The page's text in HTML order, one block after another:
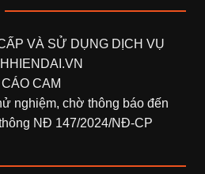
VÀ SỬ DỤNG DỊCH VỤ
CAM
nghiệm, chờ thông báo đến
NĐ 147/2024/NĐ-CP